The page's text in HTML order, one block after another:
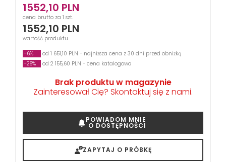
1552,10 PLN
cena brutto za 1 szt.
1552,10 PLN
wartość produktu
-6%
od 1 651,10 PLN - najniższa cena z 30 dni przed obniżką
-28%
od 2 155,60 PLN - cena katalogowa
Brak produktu w magazynie
Zainteresował Cię? Skontaktuj się z nami.
POWIADOM MNIE
O DOSTĘPNOŚCI
ZAPYTAJ O PRÓBKĘ